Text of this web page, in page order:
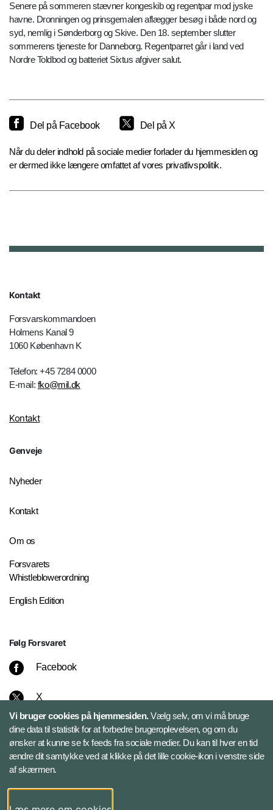
Senere på sommeren stævner kongeskib og regentpar mod jyske
havne. Dronningen og prinsgemalen aflægger besøg i både nord og
syd, nemlig i Sønderborg og Skive. Den 18. september slutter
sommerens tjeneste for Danneborg. Regentparret går i land ved
Nordre Toldbod og batteriet Sixtus afgiver salut.
Del på Facebook Del på X
Når du deler indhold på sociale medier forlader du hjemmesiden og
er dermed ikke længere omfattet af vores privatlivspolitik.
Kontakt
Forsvarskommandoen
Holmens Kanal 9
1060 København K
Telefon: +45 7284 0000
E-mail: fko@mil.dk
Kontakt
Genveje
Nyheder
Kontakt
Om os
Forsvarets
Whistleblowerordning
English Edition
Følg Forsvaret
Facebook
X
Instagram
Bluesky
LinkedIn
Vi bruger cookies på hjemmesiden.Vælg selv, om vi må bruge
dine data til statistik for at forbedre brugeroplevelsen, og om du
ønsker at kunne se fx feeds fra sociale medier. Du kan til hver en tid
ændre dit samtykke ved at klikke på det lille cookie-ikon i venstre side
af skærmen.